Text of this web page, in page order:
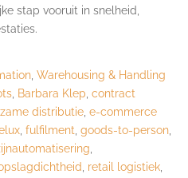
stap vooruit in snelheid,
Warehousing & Handling
Barbara Klep contract
distributie e-commerce
fulfilment goods-to-person
retail logistiek